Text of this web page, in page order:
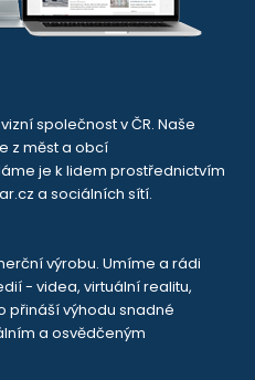
společnost v ČR. Naše
z měst a obcí
je k lidem prostřednictvím
a sociálních sítí.
výrobu. Umíme a rádi
- videa, virtuální realitu,
přináší výhodu snadné
a osvědčeným